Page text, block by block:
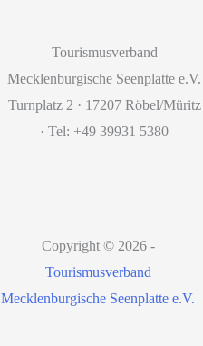
Tourismusverband
Mecklenburgische Seenplatte e.V.
Turnplatz 2 · 17207 Röbel/Müritz
· Tel: +49 39931 5380
Copyright © 2026 -
Tourismusverband
Mecklenburgische Seenplatte e.V.